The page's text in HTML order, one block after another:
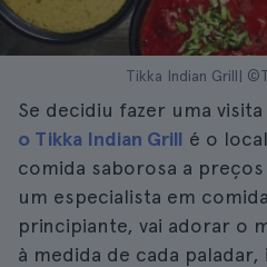
Tikka Indian Grill|
Se decidiu fazer uma visita
o Tikka Indian Grill é o
comida saborosa a preços
um especialista em
principiante, vai adorar o
à medida de cada